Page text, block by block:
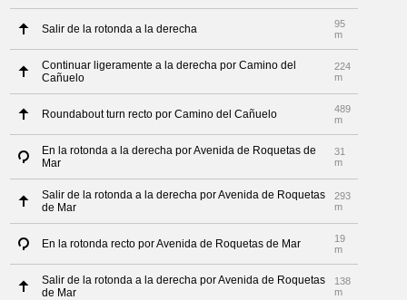
Salir de la rotonda a la derecha
95
m
Continuar ligeramente a la derecha por Camino del
Cañuelo
224
m
Roundabout turn recto por Camino del Cañuelo
489
m
En la rotonda a la derecha por Avenida de Roquetas de
Mar
31
m
Salir de la rotonda a la derecha por Avenida de Roquetas
de Mar
293
m
En la rotonda recto por Avenida de Roquetas de Mar
19
m
Salir de la rotonda a la derecha por Avenida de Roquetas
de Mar
138
m